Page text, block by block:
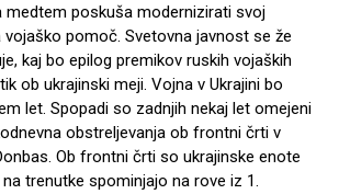
medtem poskuša modernizirati svoj
vojaško pomoč. Svetovna javnost se že
kaj bo epilog premikov ruskih vojaških
ob ukrajinski meji. Vojna v Ukrajini bo
let. Spopadi so zadnjih nekaj let omejeni
obstreljevanja ob frontni črti v
Ob frontni črti so ukrajinske enote
trenutke spominjajo na rove iz 1.